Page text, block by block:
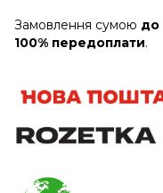
Замовлення сумою до
100% передоплати.